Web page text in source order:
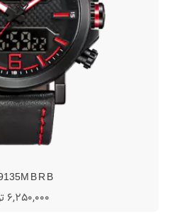
B R B
6,250,000 تومان